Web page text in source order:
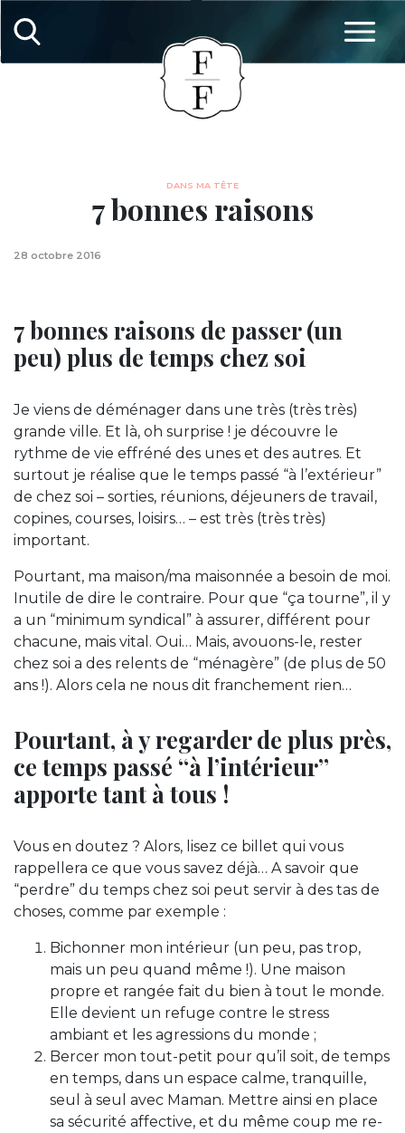
DANS MA TÊTE
7 bonnes raisons
28 octobre 2016
7 bonnes raisons de passer (un
peu) plus de temps chez soi
Je viens de déménager dans une très (très très)
grande ville. Et là, oh surprise ! je découvre le
rythme de vie effréné des unes et des autres. Et
surtout je réalise que le temps passé “à l’extérieur”
de chez soi – sorties, réunions, déjeuners de travail,
copines, courses, loisirs… – est très (très très)
important.
Pourtant, ma maison/ma maisonnée a besoin de moi.
Inutile de dire le contraire. Pour que “ça tourne”, il y
a un “minimum syndical” à assurer, différent pour
chacune, mais vital. Oui… Mais, avouons-le, rester
chez soi a des relents de “ménagère” (de plus de 50
ans !). Alors cela ne nous dit franchement rien…
Pourtant, à y regarder de plus près,
ce temps passé “à l’intérieur”
apporte tant à tous !
Vous en doutez ? Alors, lisez ce billet qui vous
rappellera ce que vous savez déjà… A savoir que
“perdre” du temps chez soi peut servir à des tas de
choses, comme par exemple :
Bichonner mon intérieur (un peu, pas trop,
mais un peu quand même !). Une maison
propre et rangée fait du bien à tout le monde.
Elle devient un refuge contre le stress
ambiant et les agressions du monde ;
Bercer mon tout-petit pour qu’il soit, de temps
en temps, dans un espace calme, tranquille,
seul à seul avec Maman. Mettre ainsi en place
sa sécurité affective, et du même coup me re-